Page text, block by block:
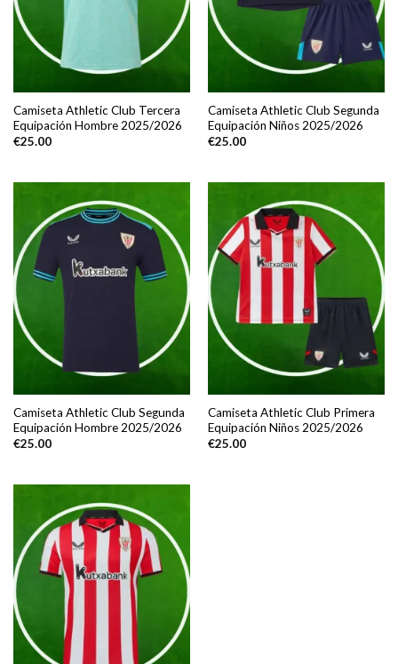
Camiseta Athletic Club Tercera
Equipación Hombre 2025/2026
€25.00
Camiseta Athletic Club Segunda
Equipación Niños 2025/2026
€25.00
Camiseta Athletic Club Segunda
Equipación Hombre 2025/2026
€25.00
Camiseta Athletic Club Primera
Equipación Niños 2025/2026
€25.00